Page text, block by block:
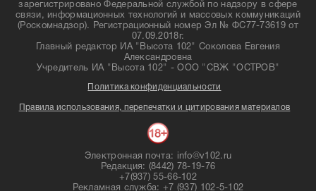
зарегистрировано Федеральной службой по надзору в сфере
связи, информационных технологий и массовых коммуникаций
(Роскомнадзор). Регистрационный номер Эл № ФС77-73619 от
07.09.2018г.
Главный редактор ИА "Высота 102" Соколова Евгения
Александровна
Учредитель ИА "Высота 102" - ООО "СВЖ "ОСТРОВ"
Политика конфиденциальности
Правила использования, перепечатки и цитирования материалов
Электронная почта: info@v102.ru
Редакция: (8442) 78-19-76
+7(937) 55-66-102
Рекламная служба: +7 (937) 102-5-102